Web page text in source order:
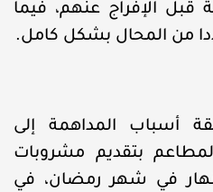
الإفراج عنهم، فيما
من المحال بشكل كامل.
أسباب المداهمة إلى
بتقديم مشروبات
في شهر رمضان، في